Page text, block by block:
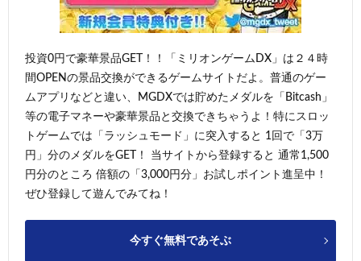
投資0円で豪華景品GET！！「ミリオンゲームDX」は２４時
間OPENの景品交換ができるゲームサイトだよ。普通のゲー
ムアプリなどと違い、MGDXでは貯めたメダルを「Bitcash」
等の電子マネーや豪華景品と交換できちゃうよ！特にスロッ
トゲームでは「ラッシュモード」に突入すると 1回で「3万
円」分のメダルをGET！ 当サイトから登録すると 通常1,500
円分のところ 倍額の「3,000円分」お試しポイント進呈中！
ぜひ登録して遊んでみてね！
今すぐ無料であそぶ